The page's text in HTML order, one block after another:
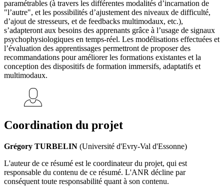
paramétrables (à travers les différentes modalités d’incarnation de
"l’autre", et les possibilités d’ajustement des niveaux de difficulté,
d’ajout de stresseurs, et de feedbacks multimodaux, etc.),
s’adapteront aux besoins des apprenants grâce à l’usage de signaux
psychophysiologiques en temps-réel. Les modélisations effectuées et
l’évaluation des apprentissages permettront de proposer des
recommandations pour améliorer les formations existantes et la
conception des dispositifs de formation immersifs, adaptatifs et
multimodaux.
Coordination du projet
Grégory TURBELIN (Université d'Evry-Val d'Essonne)
L'auteur de ce résumé est le coordinateur du projet, qui est
responsable du contenu de ce résumé. L'ANR décline par
conséquent toute responsabilité quant à son contenu.